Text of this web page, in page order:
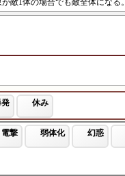
敵1体の場合でも敵全体になる。
休み
電撃 弱体化 幻惑